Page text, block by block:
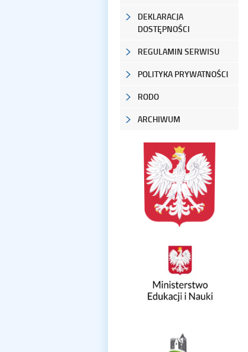
DEKLARACJA
DOSTĘPNOŚCI
REGULAMIN SERWISU
POLITYKA PRYWATNOŚCI
RODO
ARCHIWUM